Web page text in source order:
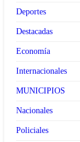
Deportes
Destacadas
Economía
Internacionales
MUNICIPIOS
Nacionales
Policiales